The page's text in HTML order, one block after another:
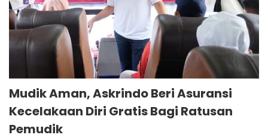
Mudik Aman, Askrindo Beri Asuransi
Kecelakaan Diri Gratis Bagi Ratusan
Pemudik